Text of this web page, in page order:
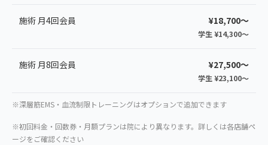
施術 月4回会員 ¥18,700〜
学生 ¥14,300〜
施術 月8回会員 ¥27,500〜
学生 ¥23,100〜
※深層筋EMS・血流制限トレーニングはオプションで追加できます
※初回料金・回数券・月額プランは院により異なります。詳しくは各店舗ペ
ージをご確認ください